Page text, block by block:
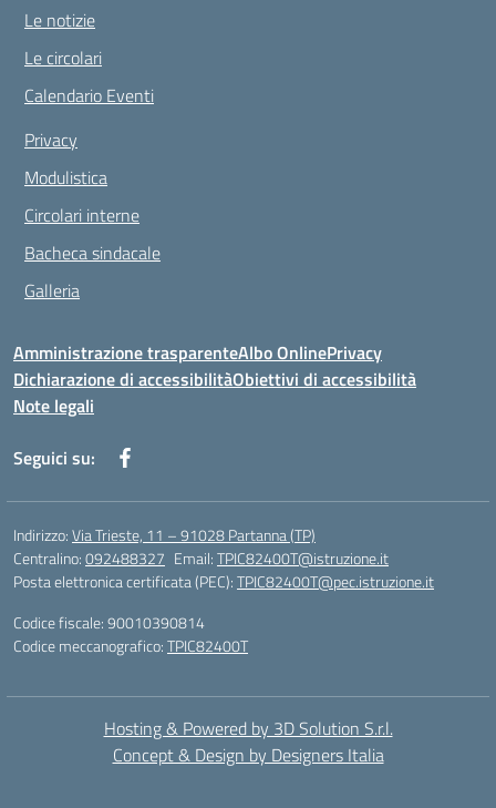
Le notizie
Le circolari
Calendario Eventi
Privacy
Modulistica
Circolari interne
Bacheca sindacale
Galleria
Amministrazione trasparenteAlbo OnlinePrivacy
Dichiarazione di accessibilitàObiettivi di accessibilità
Note legali
Seguici su:
Indirizzo:Via Trieste, 11 – 91028 Partanna (TP)
Centralino:092488327 Email:TPIC82400T@istruzione.it
Posta elettronica certificata (PEC):TPIC82400T@pec.istruzione.it
Codice fiscale: 90010390814
Codice meccanografico:TPIC82400T
Hosting & Powered by 3D Solution S.r.l.
Concept & Design by Designers Italia